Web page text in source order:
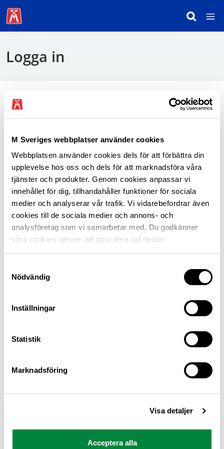
M Sveriges webbplatser använder cookies
Webbplatsen använder cookies dels för att förbättra din
upplevelse hos oss och dels för att marknadsföra våra
tjänster och produkter. Genom cookies anpassar vi
innehållet för dig, tillhandahåller funktioner för sociala
medier och analyserar vår trafik. Vi vidarebefordrar även
cookies till de sociala medier och annons- och
analysföretag som vi samarbetar med. Du godkänner
våra cookies genom att göra dina val nedan.
Nödvändig
Inställningar
Statistik
Marknadsföring
Visa detaljer
Acceptera alla
Logga in
För att logga in behöver du använda mobilt
BankID.
Logga in som medlem
M Sverige är Sveriges största konsumentorganisation
för bilister och andra trafikanter
Ansvarig utgivare: Heléne Lilja
Pressrum
Om oss